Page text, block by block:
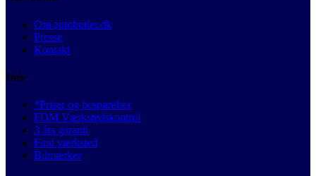
Om autobutler.dk
Presse
Kontakt
Info
*Priser og besparelser
FDM Værkstedskontrol
3 års garanti
Find værksted
Bilmærker